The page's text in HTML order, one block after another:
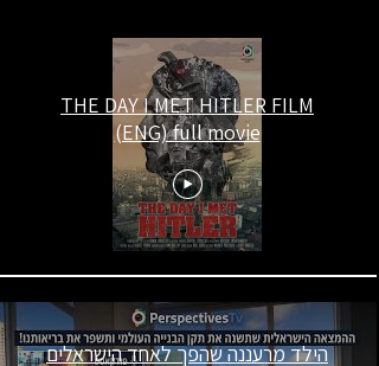
THE DAY I MET HITLER FILM
(ENG) full movie
הילד מרעננה שהפך לאחד הישראלים